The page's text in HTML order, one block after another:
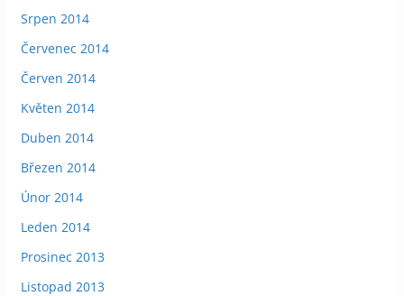
Srpen 2014
Červenec 2014
Červen 2014
Květen 2014
Duben 2014
Březen 2014
Únor 2014
Leden 2014
Prosinec 2013
Listopad 2013